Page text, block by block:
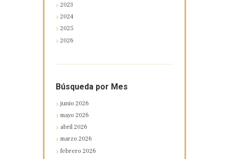
2023
2024
2025
2026
Búsqueda por Mes
junio2026
mayo2026
abril2026
marzo2026
febrero2026